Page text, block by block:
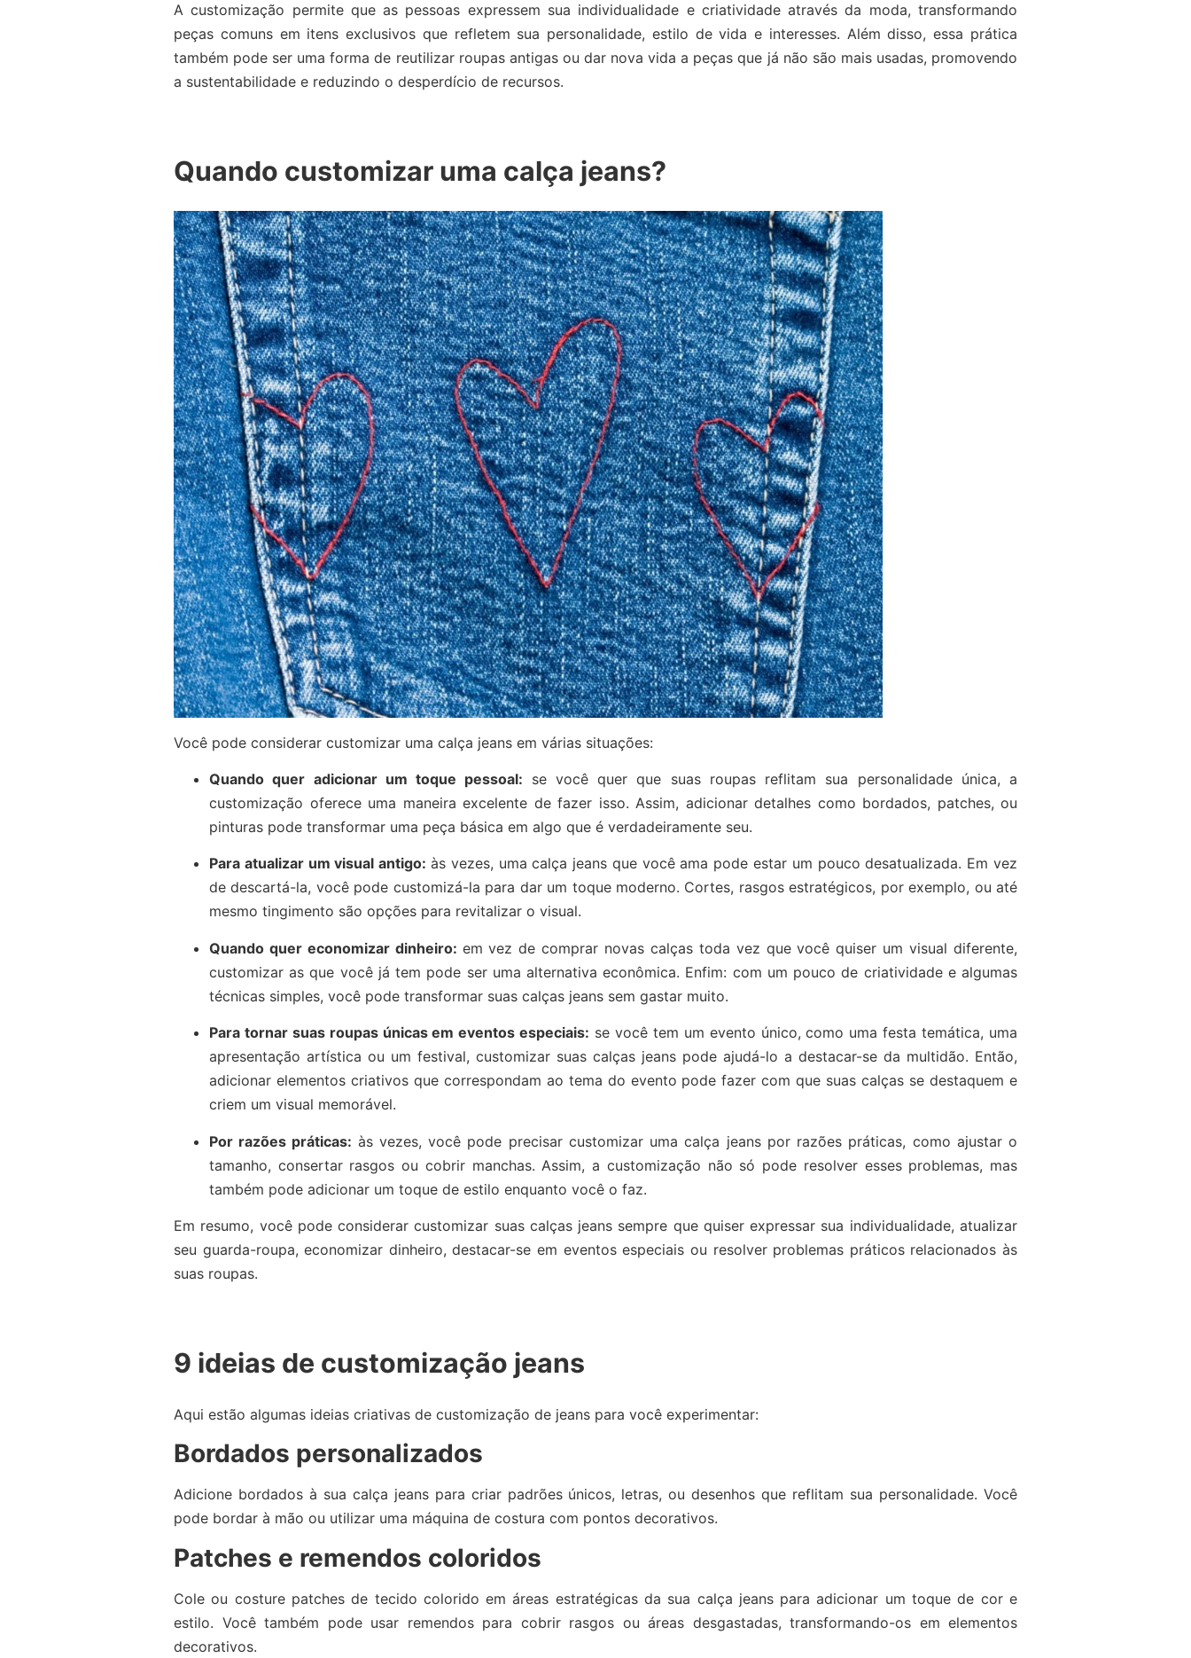
A customização permite que as pessoas expressem sua individualidade e criatividade através da moda, transformando
peças comuns em itens exclusivos que refletem sua personalidade, estilo de vida e interesses. Além disso, essa prática
também pode ser uma forma de reutilizar roupas antigas ou dar nova vida a peças que já não são mais usadas, promovendo
a sustentabilidade e reduzindo o desperdício de recursos.
Quando customizar uma calça jeans?
Você pode considerar customizar uma calça jeans em várias situações:
Quando quer adicionar um toque pessoal: se você quer que suas roupas reflitam sua personalidade única, a
customização oferece uma maneira excelente de fazer isso. Assim, adicionar detalhes como bordados, patches, ou
pinturas pode transformar uma peça básica em algo que é verdadeiramente seu.
Para atualizar um visual antigo: às vezes, uma calça jeans que você ama pode estar um pouco desatualizada. Em vez
de descartá-la, você pode customizá-la para dar um toque moderno. Cortes, rasgos estratégicos, por exemplo, ou até
mesmo tingimento são opções para revitalizar o visual.
Quando quer economizar dinheiro: em vez de comprar novas calças toda vez que você quiser um visual diferente,
customizar as que você já tem pode ser uma alternativa econômica. Enfim: com um pouco de criatividade e algumas
técnicas simples, você pode transformar suas calças jeans sem gastar muito.
Para tornar suas roupas únicas em eventos especiais: se você tem um evento único, como uma festa temática, uma
apresentação artística ou um festival, customizar suas calças jeans pode ajudá-lo a destacar-se da multidão. Então,
adicionar elementos criativos que correspondam ao tema do evento pode fazer com que suas calças se destaquem e
criem um visual memorável.
Por razões práticas: às vezes, você pode precisar customizar uma calça jeans por razões práticas, como ajustar o
tamanho, consertar rasgos ou cobrir manchas. Assim, a customização não só pode resolver esses problemas, mas
também pode adicionar um toque de estilo enquanto você o faz.
Em resumo, você pode considerar customizar suas calças jeans sempre que quiser expressar sua individualidade, atualizar
seu guarda-roupa, economizar dinheiro, destacar-se em eventos especiais ou resolver problemas práticos relacionados às
suas roupas.
9 ideias de customização jeans
Aqui estão algumas ideias criativas de customização de jeans para você experimentar:
Bordados personalizados
Adicione bordados à sua calça jeans para criar padrões únicos, letras, ou desenhos que reflitam sua personalidade. Você
pode bordar à mão ou utilizar uma máquina de costura com pontos decorativos.
Patches e remendos coloridos
Cole ou costure patches de tecido colorido em áreas estratégicas da sua calça jeans para adicionar um toque de cor e
estilo. Você também pode usar remendos para cobrir rasgos ou áreas desgastadas, transformando-os em elementos
decorativos.